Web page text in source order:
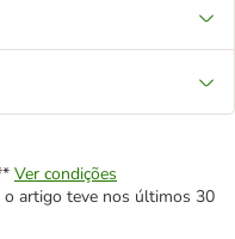
Ver condições
o artigo teve nos últimos 30